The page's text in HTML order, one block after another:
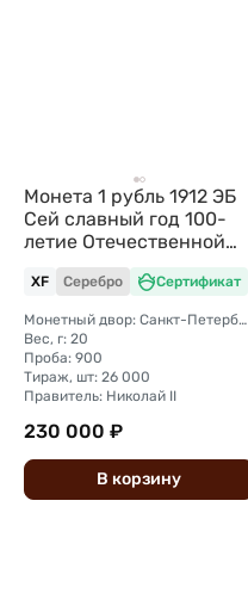
Монета 1 рубль 1912 ЭБ
Сей славный год 100-
летие Отечественной
войны 1812
XF Серебро Сертификат
Монетный двор: Санкт-Петербургский монетный двор
Вес, г: 20
Проба: 900
Тираж, шт: 26 000
Правитель: Николай II
230 000 ₽
В корзину